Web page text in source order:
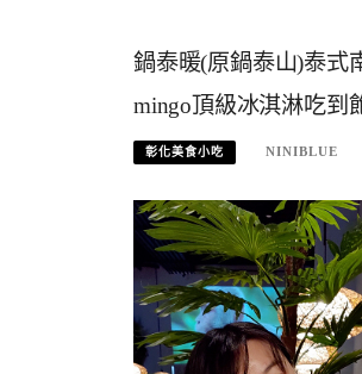
鍋泰暖(原鍋泰山)泰式
mingo頂級冰淇淋吃到
彰化美食小吃 NINIBLUE